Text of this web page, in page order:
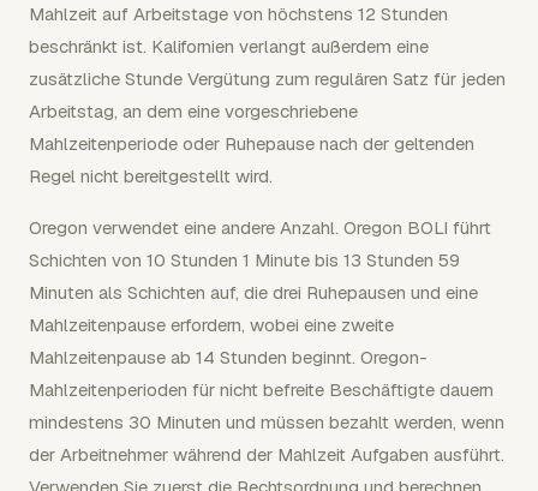
Mahlzeit auf Arbeitstage von höchstens 12 Stunden
beschränkt ist. Kalifornien verlangt außerdem eine
zusätzliche Stunde Vergütung zum regulären Satz für jeden
Arbeitstag, an dem eine vorgeschriebene
Mahlzeitenperiode oder Ruhepause nach der geltenden
Regel nicht bereitgestellt wird.
Oregon verwendet eine andere Anzahl. Oregon BOLI führt
Schichten von 10 Stunden 1 Minute bis 13 Stunden 59
Minuten als Schichten auf, die drei Ruhepausen und eine
Mahlzeitenpause erfordern, wobei eine zweite
Mahlzeitenpause ab 14 Stunden beginnt. Oregon-
Mahlzeitenperioden für nicht befreite Beschäftigte dauern
mindestens 30 Minuten und müssen bezahlt werden, wenn
der Arbeitnehmer während der Mahlzeit Aufgaben ausführt.
Verwenden Sie zuerst die Rechtsordnung und berechnen